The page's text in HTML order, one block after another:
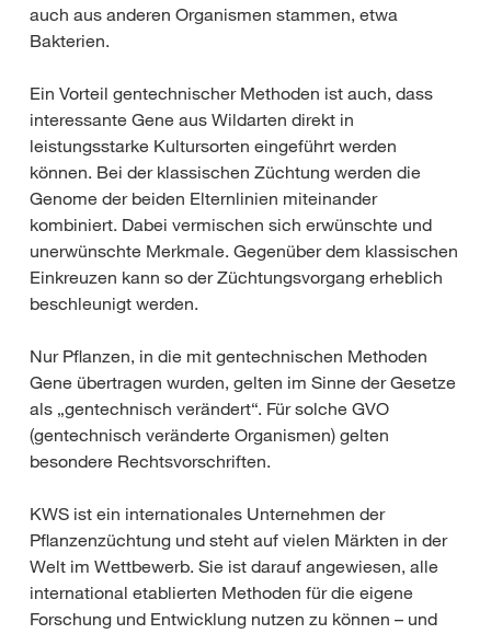
auch aus anderen Organismen stammen, etwa
Bakterien.
Ein Vorteil gentechnischer Methoden ist auch, dass
interessante Gene aus Wildarten direkt in
leistungsstarke Kultursorten eingeführt werden
können. Bei der klassischen Züchtung werden die
Genome der beiden Elternlinien miteinander
kombiniert. Dabei vermischen sich erwünschte und
unerwünschte Merkmale. Gegenüber dem klassischen
Einkreuzen kann so der Züchtungsvorgang erheblich
beschleunigt werden.
Nur Pflanzen, in die mit gentechnischen Methoden
Gene übertragen wurden, gelten im Sinne der Gesetze
als „gentechnisch verändert“. Für solche GVO
(gentechnisch veränderte Organismen) gelten
besondere Rechtsvorschriften.
KWS ist ein internationales Unternehmen der
Pflanzenzüchtung und steht auf vielen Märkten in der
Welt im Wettbewerb. Sie ist darauf angewiesen, alle
international etablierten Methoden für die eigene
Forschung und Entwicklung nutzen zu können – und